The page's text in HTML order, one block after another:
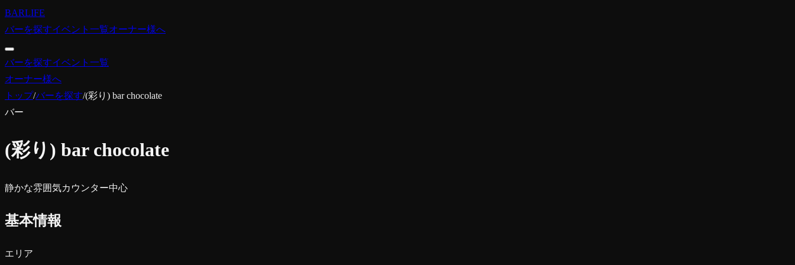
BARLIFE
バーを探すイベント一覧オーナー様へ
バーを探すイベント一覧
オーナー様へ
トップ/バーを探す/(彩り) bar chocolate
バー
(彩り) bar chocolate
静かな雰囲気カウンター中心
基本情報
エリア